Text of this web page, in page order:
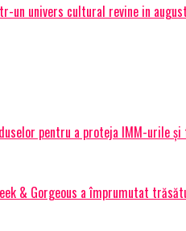
un univers cultural revine in august
pentru a proteja IMM-urile
& Gorgeous a împrumutat